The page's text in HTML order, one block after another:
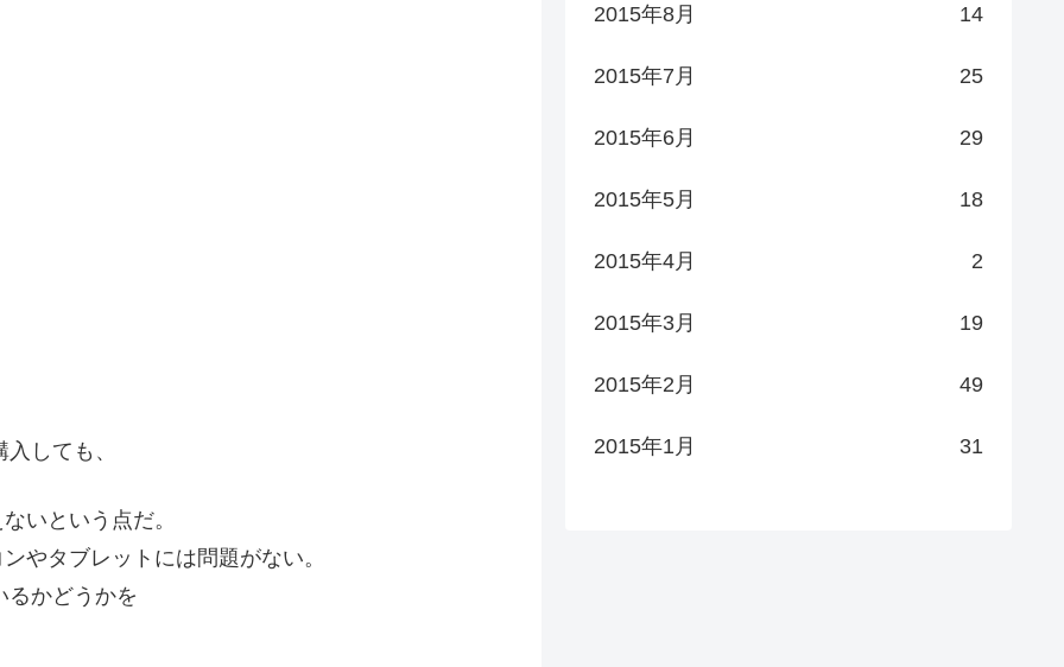
しても、
いという点だ。
やタブレットには問題がない。
るかどうかを
2015年8月 14
2015年7月 25
2015年6月 29
2015年5月 18
2015年4月 2
2015年3月 19
2015年2月 49
2015年1月 31